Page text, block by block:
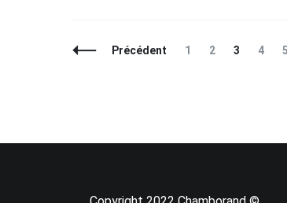
NavigationPrécédent Page
1 Page
2 Page
3 Page
4 5